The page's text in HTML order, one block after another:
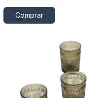
Comprar